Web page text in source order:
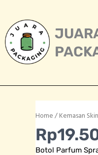
content
Home/Kemasan
Rp
Botol Parfum